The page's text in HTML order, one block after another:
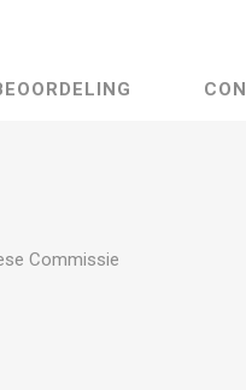
Commissie